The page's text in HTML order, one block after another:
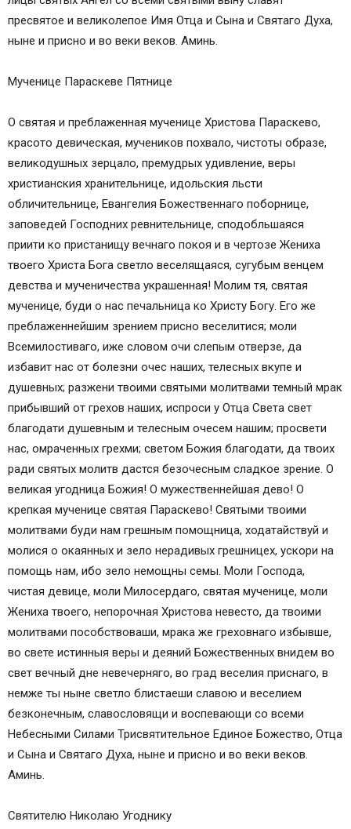
пресвятое и великолепое Имя Отца и Сына и Святаго Духа,
ныне и присно и во веки веков. Аминь.
Мученице Параскеве Пятнице
О святая и преблаженная мученице Христова Параскево,
красото девическая, мучеников похвало, чистоты образе,
великодушных зерцало, премудрых удивление, веры
христианския хранительнице, идольския льсти
обличительнице, Евангелия Божественнаго поборнице,
заповедей Господних ревнительнице, сподобльшаяся
приити ко пристанищу вечнаго покоя и в чертозе Жениха
твоего Христа Бога светло веселящаяся, сугубым венцем
девства и мученичества украшенная! Молим тя, святая
мученице, буди о нас печальница ко Христу Богу. Его же
преблаженнейшим зрением присно веселитися; моли
Всемилостиваго, иже словом очи слепым отверзе, да
избавит нас от болезни очес наших, телесных вкупе и
душевных; разжени твоими святыми молитвами темный мрак
прибывший от грехов наших, испроси у Отца Света свет
благодати душевным и телесным очесем нашим; просвети
нас, омраченных грехми; светом Божия благодати, да твоих
ради святых молитв дастся безочесным сладкое зрение. О
великая угодница Божия! О мужественнейшая дево! О
крепкая мученице святая Параскево! Святыми твоими
молитвами буди нам грешным помощница, ходатайствуй и
молися о окаянных и зело нерадивых грешницех, ускори на
помощь нам, ибо зело немощны семы. Моли Господа,
чистая девице, моли Милосердаго, святая мученице, моли
Жениха твоего, непорочная Христова невесто, да твоими
молитвами пособствоваши, мрака же греховнаго избывше,
во свете истинныя веры и деяний Божественных внидем во
свет вечный дне невечерняго, во град веселия приснаго, в
немже ты ныне светло блистаеши славою и веселием
безконечным, славословящи и воспевающи со всеми
Небесными Силами Трисвятительное Единое Божество, Отца
и Сына и Святаго Духа, ныне и присно и во веки веков.
Аминь.
Святителю Николаю Угоднику